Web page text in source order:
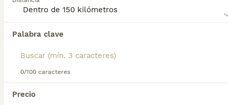
Palabra clave
0/100 caracteres
Precio
Encontramos 0 Welsh Terrier Perros para
Si deseas exactamente esta búsqueda guarda tu
búsqueda y espera el resultado perfecto: